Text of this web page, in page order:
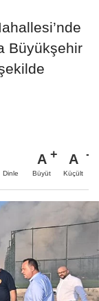
Büyükşehir
Dinle
A
Büyüt
A
Küçült